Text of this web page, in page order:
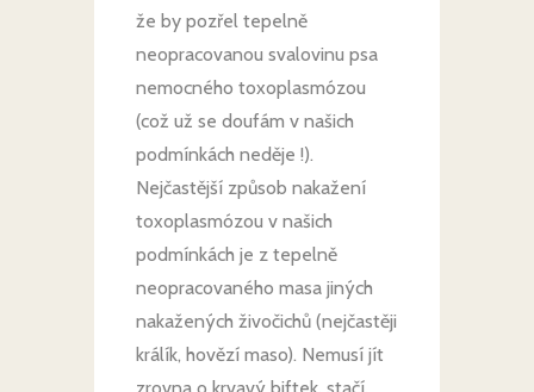
že by pozřel tepelně
neopracovanou svalovinu psa
nemocného toxoplasmózou
(což už se doufám v našich
podmínkách neděje !).
Nejčastější způsob nakažení
toxoplasmózou v našich
podmínkách je z tepelně
neopracovaného masa jiných
nakažených živočichů (nejčastěji
králík, hovězí maso). Nemusí jít